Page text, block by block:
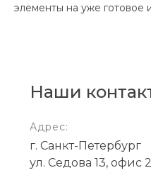
элементы на уже готовое
Наши
Адрес:
г. Санкт-Петербург
ул. Седова 13, офис